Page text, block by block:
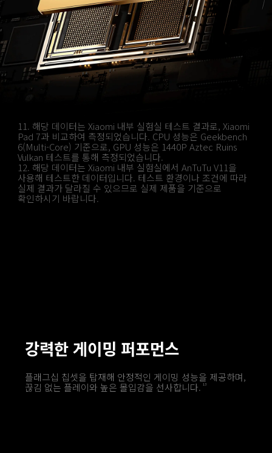
11. 해당 데이터는 Xiaomi 내부 실험실 테스트 결과로, Xiaomi
Pad 7과 비교하여 측정되었습니다. CPU 성능은 Geekbench
6(Multi-Core) 기준으로, GPU 성능은 1440P Aztec Ruins
Vulkan 테스트를 통해 측정되었습니다.
12. 해당 데이터는 Xiaomi 내부 실험실에서 AnTuTu V11을
사용해 테스트한 데이터입니다. 테스트 환경이나 조건에 따라
실제 결과가 달라질 수 있으므로 실제 제품을 기준으로
확인하시기 바랍니다.
강력한 게이밍 퍼포먼스
플래그십 칩셋을 탑재해 안정적인 게이밍 성능을 제공하며,
끊김 없는 플레이와 높은 몰입감을 선사합니다. 13